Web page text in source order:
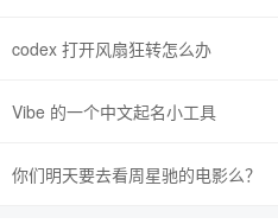
codex 打开风扇狂转怎么办
Vibe 的一个中文起名小工具
你们明天要去看周星驰的电影么？